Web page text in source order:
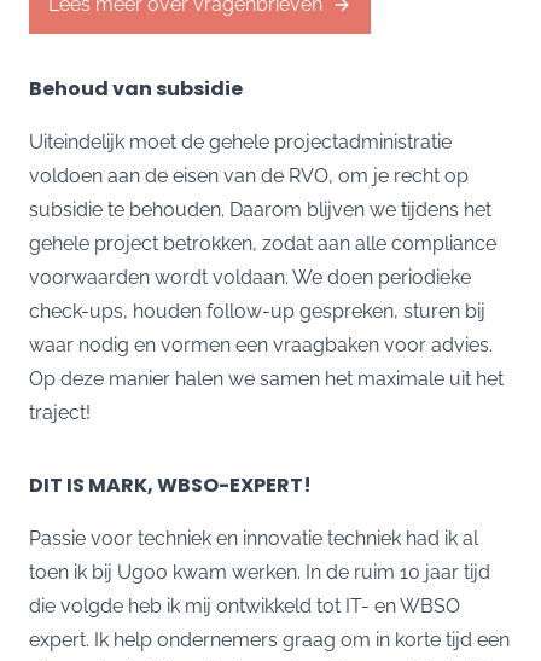
Behoud van subsidie
Uiteindelijk moet de gehele projectadministratie
voldoen aan de eisen van de RVO, om je recht op
subsidie te behouden. Daarom blijven we tijdens het
gehele project betrokken, zodat aan alle compliance
voorwaarden wordt voldaan. We doen periodieke
check-ups, houden follow-up gespreken, sturen bij
waar nodig en vormen een vraagbaken voor advies.
Op deze manier halen we samen het maximale uit het
traject!
DIT IS MARK, WBSO-EXPERT!
Passie voor techniek en innovatie techniek had ik al
toen ik bij Ugoo kwam werken. In de ruim 10 jaar tijd
die volgde heb ik mij ontwikkeld tot IT- en WBSO
expert. Ik help ondernemers graag om in korte tijd een